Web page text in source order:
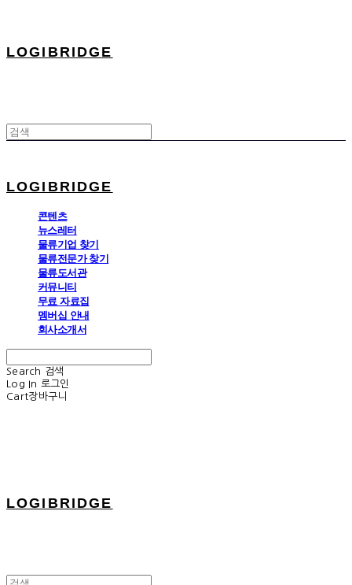
LOGIBRIDGE
LOGIBRIDGE
콘텐츠
뉴스레터
물류기업 찾기
물류전문가 찾기
물류도서관
커뮤니티
무료 자료집
멤버십 안내
회사소개서
Search
검색
Log In 로그인
Cart장바구니
LOGIBRIDGE